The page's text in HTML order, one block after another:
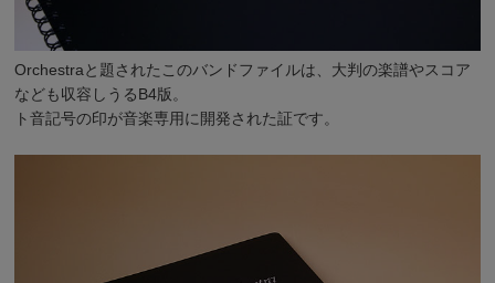
Orchestraと題されたこのバンドファイルは、大判の楽譜やスコア
なども収容しうるB4版。
ト音記号の印が音楽専用に開発された証です。